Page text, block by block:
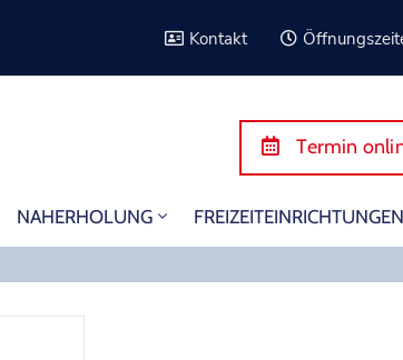
Kontakt
Termin
NAHERHOLUNG FREIZEITEINRICHTUNGEN